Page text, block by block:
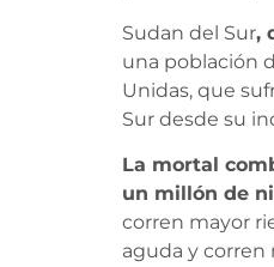
Sudan del Sur,
una población
Unidas, que
Sur desde su
La mortal
un millón de
corren mayor
aguda y corren